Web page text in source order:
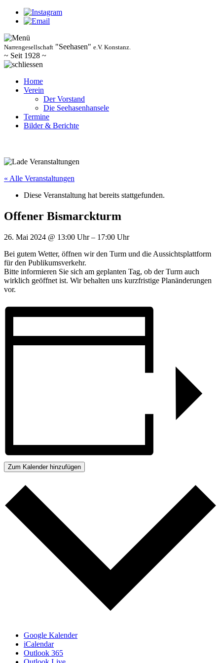
Narrengesellschaft "Seehasen" e.V. Konstanz.
~ Seit 1928 ~
Home
Verein
Der Vorstand
Die Seehasenhansele
Termine
Bilder & Berichte
« Alle Veranstaltungen
Diese Veranstaltung hat bereits stattgefunden.
Offener Bismarckturm
26. Mai 2024 @ 13:00 Uhr– 17:00 Uhr
Bei gutem Wetter, öffnen wir den Turm und die Aussichtsplattform
für den Publikumsverkehr.
Bitte informieren Sie sich am geplanten Tag, ob der Turm auch
wirklich geöffnet ist. Wir behalten uns kurzfristige Planänderungen
vor.
Zum Kalender hinzufügen
Google Kalender
iCalendar
Outlook 365